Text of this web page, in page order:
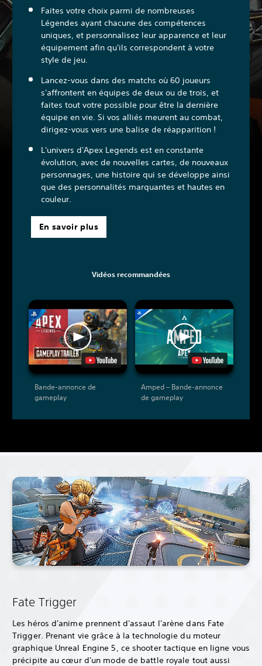
Faites votre choix parmi de nombreuses
Légendes ayant chacune des compétences
uniques, et personnalisez leur apparence et leur
équipement afin qu'ils correspondent à votre
style de jeu.
Lancez-vous dans des matchs où 60 joueurs
s'affrontent en équipes de deux ou de trois, et
faites tout votre possible pour être la dernière
équipe en vie. Si vos alliés meurent au combat,
dirigez-vous vers une balise de réapparition !
L'univers d'Apex Legends est en constante
évolution, avec de nouvelles cartes, de nouveaux
personnages, une histoire qui se développe ainsi
que des personnalités marquantes et hautes en
couleur.
En savoir plus
Vidéos recommandées
Bande-annonce de
gameplay
Amped – Bande-annonce
de gameplay
Fate Trigger
Les héros d'anime prennent d'assaut l'arène dans Fate
Trigger. Prenant vie grâce à la technologie du moteur
graphique Unreal Engine 5, ce shooter tactique en ligne vous
précipite au cœur d'un mode de battle royale tout aussi